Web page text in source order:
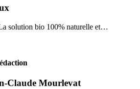
solution bio 100% naturelle et…
Claude Mourlevat